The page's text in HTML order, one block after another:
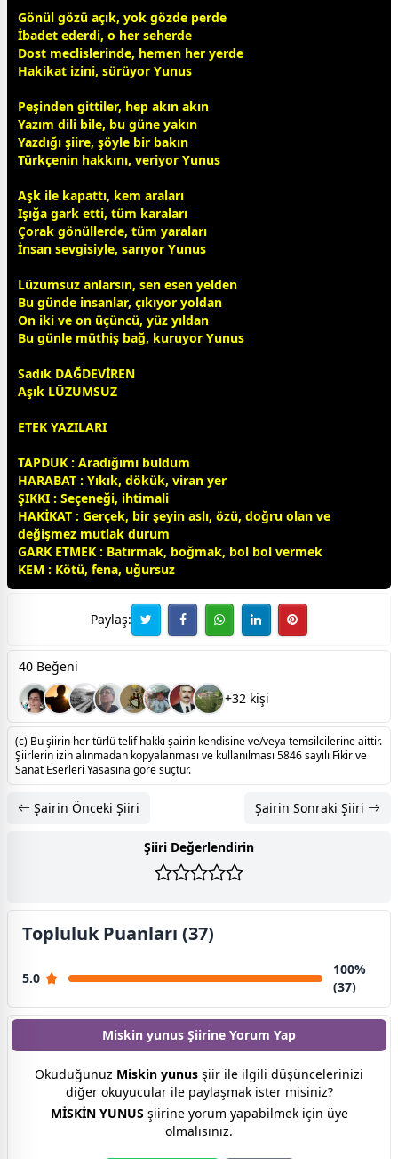
Gönül gözü açık, yok gözde perde
İbadet ederdi, o her seherde
Dost meclislerinde, hemen her yerde
Hakikat izini, sürüyor Yunus
Peşinden gittiler, hep akın akın
Yazım dili bile, bu güne yakın
Yazdığı şiire, şöyle bir bakın
Türkçenin hakkını, veriyor Yunus
Aşk ile kapattı, kem araları
Işığa gark etti, tüm karaları
Çorak gönüllerde, tüm yaraları
İnsan sevgisiyle, sarıyor Yunus
Lüzumsuz anlarsın, sen esen yelden
Bu günde insanlar, çıkıyor yoldan
On iki ve on üçüncü, yüz yıldan
Bu günle müthiş bağ, kuruyor Yunus
Sadık DAĞDEVİREN
Aşık LÜZUMSUZ
ETEK YAZILARI
TAPDUK : Aradığımı buldum
HARABAT : Yıkık, dökük, viran yer
ŞIKKI : Seçeneği, ihtimali
HAKİKAT : Gerçek, bir şeyin aslı, özü, doğru olan ve
değişmez mutlak durum
GARK ETMEK : Batırmak, boğmak, bol bol vermek
KEM : Kötü, fena, uğursuz
Paylaş:
40 Beğeni
+32 kişi
(c) Bu şiirin her türlü telif hakkı şairin kendisine ve/veya temsilcilerine aittir.
Şiirlerin izin alınmadan kopyalanması ve kullanılması 5846 sayılı Fikir ve
Sanat Eserleri Yasasına göre suçtur.
Şairin Önceki Şiiri Şairin Sonraki Şiiri
Şiiri Değerlendirin
Topluluk Puanları (37)
5.0
100%
(37)
Miskin yunus Şiirine Yorum Yap
Okuduğunuz Miskin yunus şiir ile ilgili düşüncelerinizi
diğer okuyucular ile paylaşmak ister misiniz?
MİSKİN YUNUS şiirine yorum yapabilmek için üye
olmalısınız.